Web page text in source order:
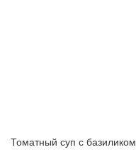
Томатный суп с базиликом